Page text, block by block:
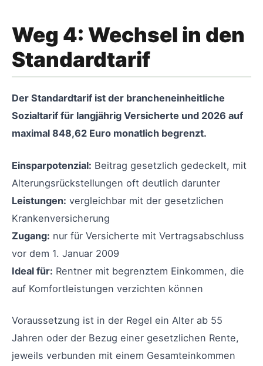
Weg 4: Wechsel in den
Standardtarif
Der Standardtarif ist der brancheneinheitliche
Sozialtarif für langjährig Versicherte und 2026 auf
maximal 848,62 Euro monatlich begrenzt.
Einsparpotenzial: Beitrag gesetzlich gedeckelt, mit
Alterungsrückstellungen oft deutlich darunter
Leistungen: vergleichbar mit der gesetzlichen
Krankenversicherung
Zugang: nur für Versicherte mit Vertragsabschluss
vor dem 1. Januar 2009
Ideal für: Rentner mit begrenztem Einkommen, die
auf Komfortleistungen verzichten können
Voraussetzung ist in der Regel ein Alter ab 55
Jahren oder der Bezug einer gesetzlichen Rente,
jeweils verbunden mit einem Gesamteinkommen